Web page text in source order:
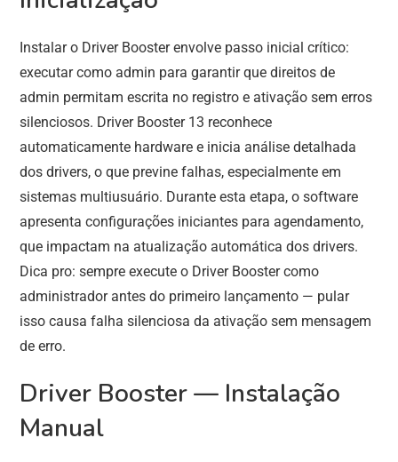
Instalar o Driver Booster envolve passo inicial crítico:
executar como admin para garantir que direitos de
admin permitam escrita no registro e ativação sem erros
silenciosos. Driver Booster 13 reconhece
automaticamente hardware e inicia análise detalhada
dos drivers, o que previne falhas, especialmente em
sistemas multiusuário. Durante esta etapa, o software
apresenta configurações iniciantes para agendamento,
que impactam na atualização automática dos drivers.
Dica pro: sempre execute o Driver Booster como
administrador antes do primeiro lançamento — pular
isso causa falha silenciosa da ativação sem mensagem
de erro.
Driver Booster — Instalação
Manual